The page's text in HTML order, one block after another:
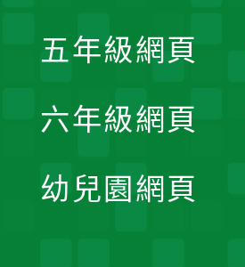
五年級網頁
六年級網頁
幼兒園網頁